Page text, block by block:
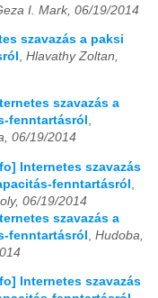
I. Mark, 06/19/2014
szavazás a paksi
, Hlavathy Zoltan,
szavazás a
fenntartásról
06/19/2014
Internetes szavazás
fenntartásról
06/19/2014
szavazás a
fenntartásról
Hudoba,
Internetes szavazás